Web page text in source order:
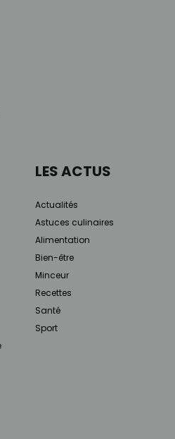
LES ACTUS
Actualités
Astuces culinaires
Alimentation
Bien-être
Minceur
Recettes
Santé
Sport